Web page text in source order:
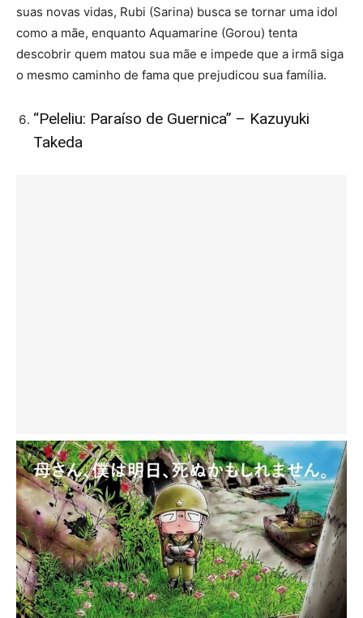
suas novas vidas, Rubi (Sarina) busca se tornar uma idol
como a mãe, enquanto Aquamarine (Gorou) tenta
descobrir quem matou sua mãe e impede que a irmã siga
o mesmo caminho de fama que prejudicou sua família.
“Peleliu: Paraíso de Guernica” – Kazuyuki
Takeda